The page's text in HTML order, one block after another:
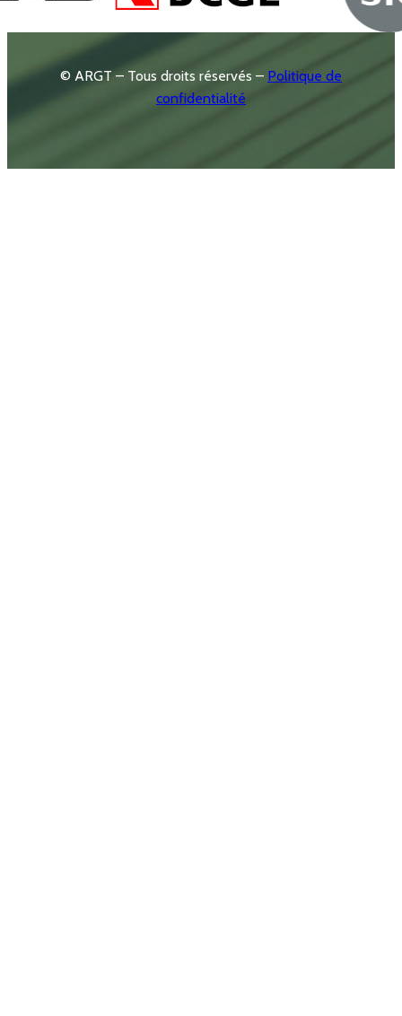
© ARGT – Tous droits réservés – Politique de
confidentialité